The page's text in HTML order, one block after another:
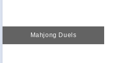
Mahjong Duels